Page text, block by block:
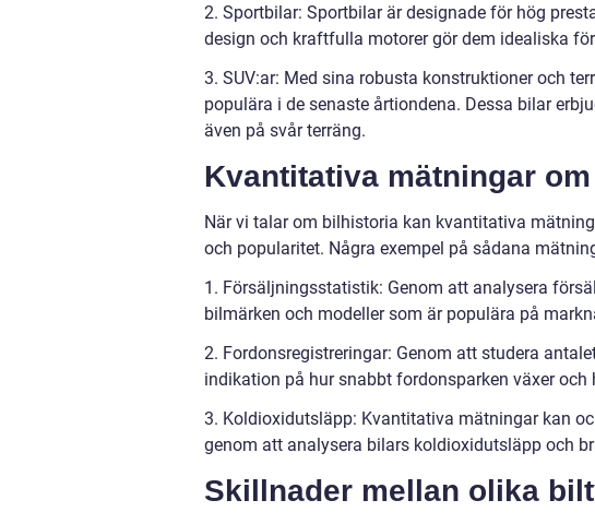
2. Sportbilar: Sportbilar är designade för hög
design och kraftfulla motorer gör dem idealiska
3. SUV:ar: Med sina robusta konstruktioner och
populära i de senaste årtiondena. Dessa bilar
även på svår terräng.
Kvantitativa mätningar
När vi talar om bilhistoria kan kvantitativa
och popularitet. Några exempel på sådana
1. Försäljningsstatistik: Genom att analysera
bilmärken och modeller som är populära på
2. Fordonsregistreringar: Genom att studera
indikation på hur snabbt fordonsparken växer
3. Koldioxidutsläpp: Kvantitativa mätningar kan
genom att analysera bilars koldioxidutsläpp och
Skillnader mellan olika